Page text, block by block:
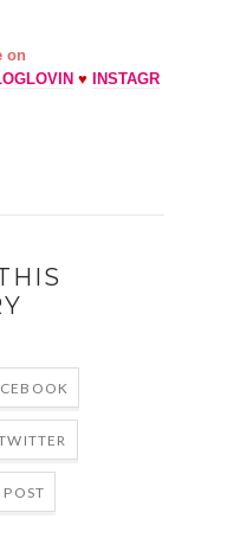
on
♥ INSTAGR